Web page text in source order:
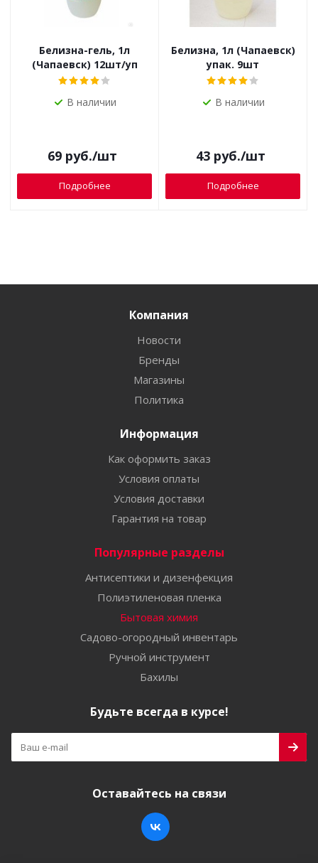
Белизна-гель, 1л
(Чапаевск) 12шт/уп
В наличии
69руб./шт
Подробнее
Белизна, 1л (Чапаевск)
упак. 9шт
В наличии
43руб./шт
Подробнее
Компания
Новости
Бренды
Магазины
Политика
Информация
Как оформить заказ
Условия оплаты
Условия доставки
Гарантия на товар
Популярные разделы
Антисептики и дизенфекция
Полиэтиленовая пленка
Бытовая химия
Садово-огородный инвентарь
Ручной инструмент
Бахилы
Будьте всегда в курсе!
Оставайтесь на связи